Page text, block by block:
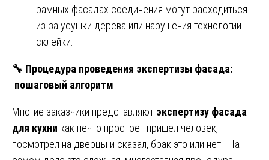
рамных фасадах соединения могут расходиться
из-за усушки дерева или нарушения технологии
склейки.
🔧 Процедура проведения экспертизы фасада:
пошаговый алгоритм
Многие заказчики представляют экспертизу фасада
для кухни как нечто простое: пришел человек,
посмотрел на дверцы и сказал, брак это или нет. На